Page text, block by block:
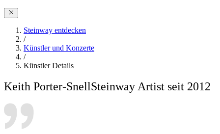
Steinway entdecken
/
Künstler und Konzerte
/
Künstler Details
Keith Porter-SnellSteinway Artist seit 2012